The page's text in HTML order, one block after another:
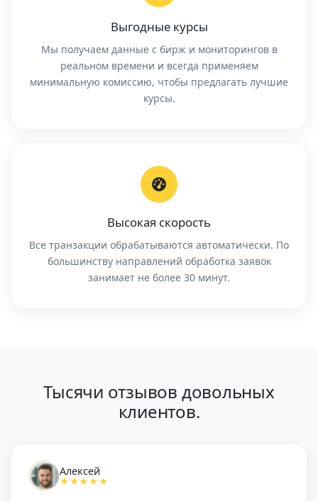
Выгодные курсы
Мы получаем данные с бирж и мониторингов в
реальном времени и всегда применяем
минимальную комиссию, чтобы предлагать лучшие
курсы.
Высокая скорость
Все транзакции обрабатываются автоматически. По
большинству направлений обработка заявок
занимает не более 30 минут.
Тысячи отзывов довольных
клиентов.
Алексей
★★★★★